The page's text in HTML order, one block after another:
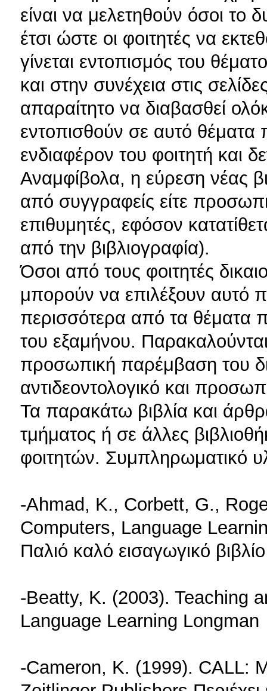
είναι να μελετηθούν όσοι το
έτσι ώστε οι φοιτητές να
γίνεται εντοπισμός του
και στην συνέχεια στις
απαραίτητο να διαβασθεί
εντοπισθούν σε αυτό
ενδιαφέρον του φοιτητή και
Αναμφίβολα, η εύρεση νέας
από συγγραφείς είτε
επιθυμητές, εφόσον
από την βιβλιογραφία).
Όσοι από τους φοιτητές
μπορούν να επιλέξουν αυτό
περισσότερα από τα θέματα
του εξαμήνου.
προσωπική παρέμβαση του
αντιδεοντολογικό και
Τα παρακάτω βιβλία και
τμήματος ή σε άλλες
φοιτητών. Συμπληρωματικό
-Ahmad, K., Corbett, G.,
Computers, Language
Παλιό καλό εισαγωγικό
-Beatty, K. (2003). Teaching
Language Learning Longman
-Cameron, K. (1999). CALL: